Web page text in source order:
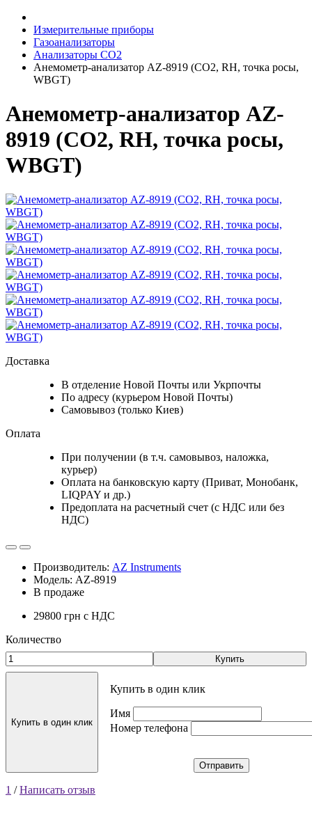
Измерительные приборы
Газоанализаторы
Анализаторы CO2
Анемометр-анализатор AZ-8919 (СО2, RH, точка росы,
WBGT)
Анемометр-анализатор AZ-
8919 (СО2, RH, точка росы,
WBGT)
Доставка
В отделение Новой Почты или Укрпочты
По адресу (курьером Новой Почты)
Самовывоз (только Киев)
Оплата
При получении (в т.ч. самовывоз, наложка,
курьер)
Оплата на банковскую карту (Приват, Монобанк,
LIQPAY и др.)
Предоплата на расчетный счет (с НДС или без
НДС)
Производитель: AZ Instruments
Модель: AZ-8919
В продаже
29800 грн с НДС
Количество
Купить
Купить в один клик
Купить в один клик
Имя
Номер телефона
Отправить
1 /Написать отзыв